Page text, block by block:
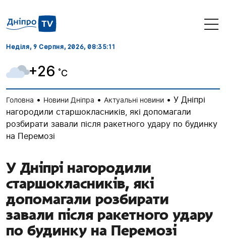
Неділя, 9 Серпня, 2026, 08:35:12
+26 ˚C
Головна • Новини Дніпра • Актуальні новини • У Дніпрі
нагородили старшокласників, які допомагали
розбирати завали після ракетного удару по будинку
на Перемозі
У Дніпрі нагородили
старшокласників, які
допомагали розбирати
завали після ракетного удару
по будинку на Перемозі